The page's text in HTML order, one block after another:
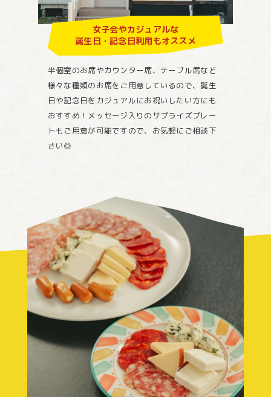
女子会やカジュアルな
誕生日・記念日利用もオススメ
半個室のお席やカウンター席、テーブル席など
様々な種類のお席をご用意しているので、誕生
日や記念日をカジュアルにお祝いしたい方にも
おすすめ！メッセージ入りのサプライズプレー
トもご用意が可能ですので、お気軽にご相談下
さい◎